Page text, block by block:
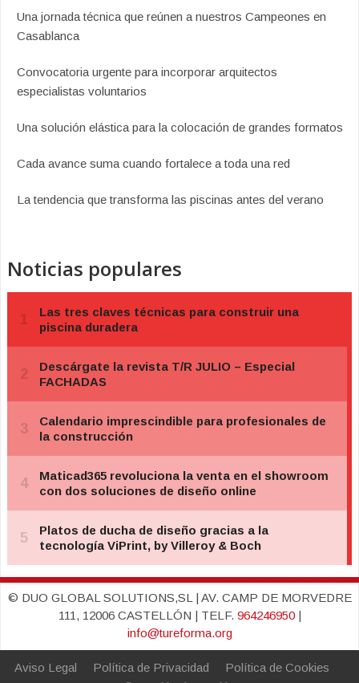
Una jornada técnica que reúnen a nuestros Campeones en
Casablanca
Convocatoria urgente para incorporar arquitectos
especialistas voluntarios
Una solución elástica para la colocación de grandes formatos
Cada avance suma cuando fortalece a toda una red
La tendencia que transforma las piscinas antes del verano
Noticias populares
© DUO GLOBAL SOLUTIONS,SL | AV. CAMP DE MORVEDRE
111, 12006 CASTELLÓN | TELF. 964246950|
info@tureforma.org
Aviso Legal Política de Privacidad
Política de Cookies